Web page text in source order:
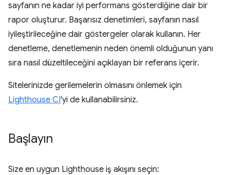
sayfanın ne kadar iyi performans gösterdiğine dair bir
rapor oluşturur. Başarısız denetimleri, sayfanın nasıl
iyileştirileceğine dair göstergeler olarak kullanın. Her
denetleme, denetlemenin neden önemli olduğunun yanı
sıra nasıl düzeltileceğini açıklayan bir referans içerir.
Sitelerinizde gerilemelerin olmasını önlemek için
Lighthouse CI'yi de kullanabilirsiniz.
Başlayın
Size en uygun Lighthouse iş akışını seçin: